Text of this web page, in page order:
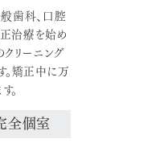
歯科、口腔
治療を始め
リーニング
。矯正中に万
。
全個室